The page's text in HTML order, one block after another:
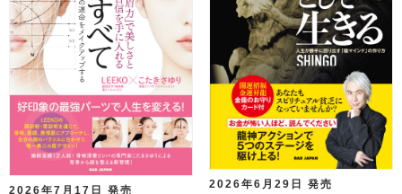
2026年7月17日 発売
2026年6月29日 発売